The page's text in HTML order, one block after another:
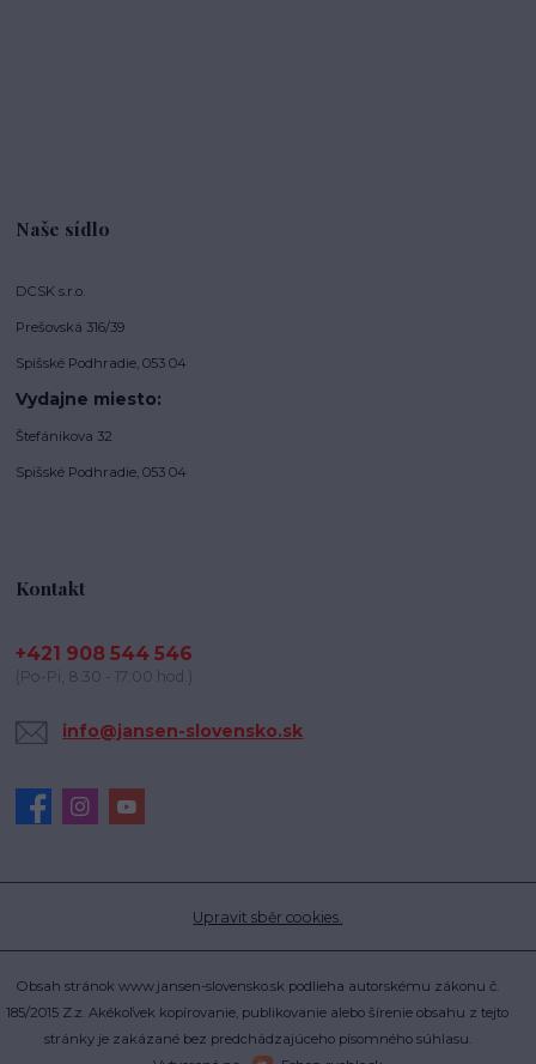
Naše sídlo
DCSK s.r.o.
Prešovská 316/39
Spišské Podhradie, 053 04
Vydajne miesto:
Štefánikova 32
Spišské Podhradie, 053 04
Kontakt
+421 908 544 546
(Po-Pi, 8:30 - 17:00 hod.)
info@jansen-slovensko.sk
Upravit sběr cookies.
Obsah stránok www.jansen-slovensko.sk podlieha autorskému zákonu č.
185/2015 Z.z. Akékoľvek kopírovanie, publikovanie alebo šírenie obsahu z tejto
stránky je zakázané bez predchádzajúceho písomného súhlasu.